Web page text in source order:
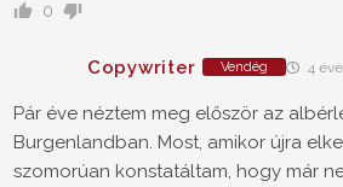
0
Copywriter Vendég 4 éve
Pár éve néztem meg először az
Burgenlandban. Most, amikor újra
szomorúan konstatáltam, hogy már